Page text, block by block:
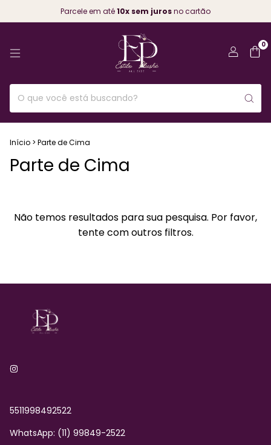
Parcele em até10x sem jurosno cartão
0
Início > Parte de Cima
Parte de Cima
Não temos resultados para sua pesquisa. Por favor,
tente com outros filtros.
5511998492522
WhatsApp: (11) 99849-2522